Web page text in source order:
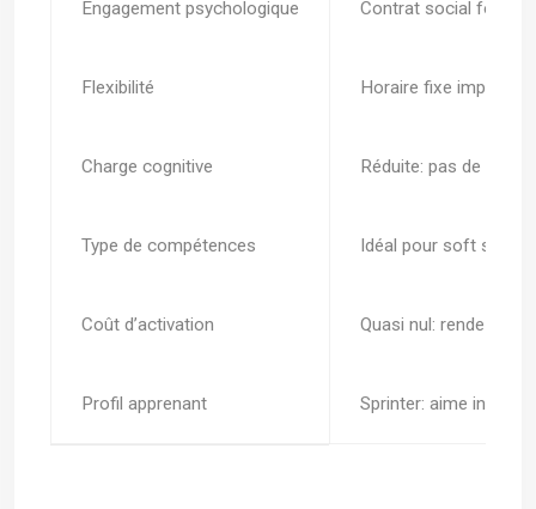
Engagement psychologique Contrat social fort,
Flexibilité Horaire fixe imposé,
Charge cognitive Réduite: pas de
Type de compétences Idéal pour soft skills
Coût d’activation Quasi nul: rendez-
Profil apprenant Sprinter: aime